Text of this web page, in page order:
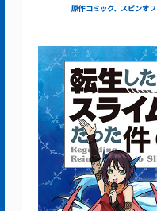
原作コミック、スピンオ